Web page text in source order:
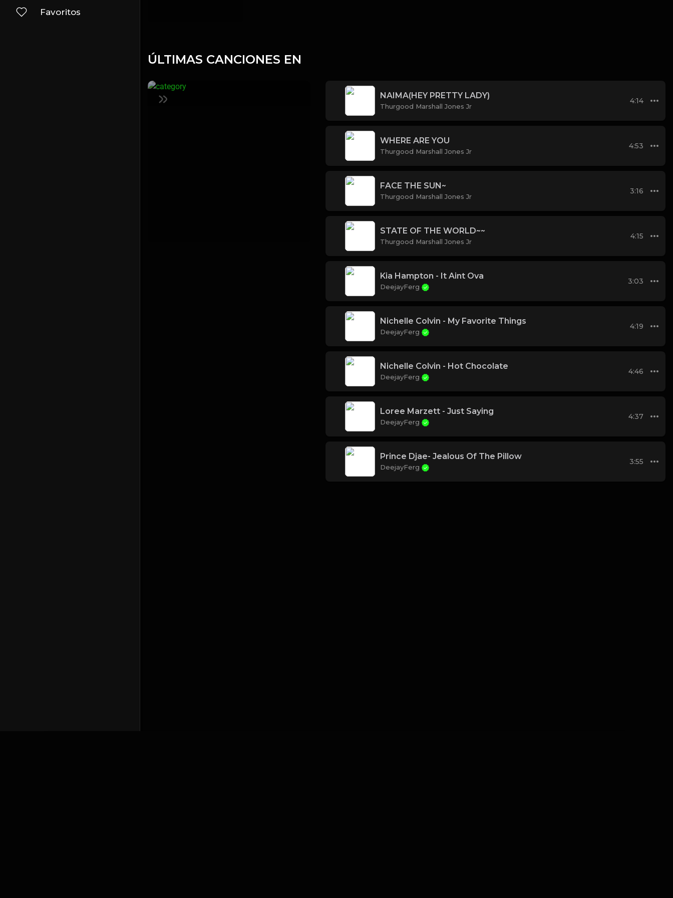
Favoritos
ÚLTIMAS CANCIONES EN
NAIMA(HEY PRETTY LADY)
Thurgood Marshall Jones Jr
4:14
WHERE ARE YOU
Thurgood Marshall Jones Jr
4:53
FACE THE SUN~
Thurgood Marshall Jones Jr
3:16
STATE OF THE WORLD~~
Thurgood Marshall Jones Jr
4:15
Kia Hampton - It Aint Ova
DeejayFerg
3:03
Nichelle Colvin - My Favorite Things
DeejayFerg
4:19
Nichelle Colvin - Hot Chocolate
DeejayFerg
4:46
Loree Marzett - Just Saying
DeejayFerg
4:37
Prince Djae- Jealous Of The Pillow
DeejayFerg
3:55